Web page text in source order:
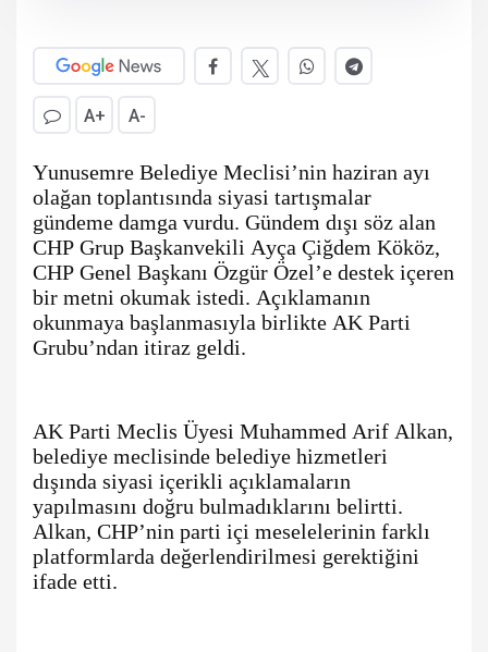
A+ A-
Yunusemre Belediye Meclisi’nin haziran ayı
olağan toplantısında siyasi tartışmalar
gündeme damga vurdu. Gündem dışı söz alan
CHP Grup Başkanvekili Ayça Çiğdem Kököz,
CHP Genel Başkanı Özgür Özel’e destek içeren
bir metni okumak istedi. Açıklamanın
okunmaya başlanmasıyla birlikte AK Parti
Grubu’ndan itiraz geldi.
AK Parti Meclis Üyesi Muhammed Arif Alkan,
belediye meclisinde belediye hizmetleri
dışında siyasi içerikli açıklamaların
yapılmasını doğru bulmadıklarını belirtti.
Alkan, CHP’nin parti içi meselelerinin farklı
platformlarda değerlendirilmesi gerektiğini
ifade etti.